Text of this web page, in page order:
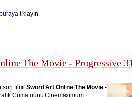
burayatıklayın
The Movie - Progressive
son filmi Sword Art Online The Movie -
Cuma günü Cinemaximum